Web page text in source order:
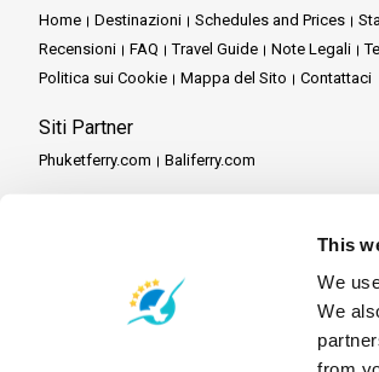
This
We
We
Home Destinazioni Schedules and Prices
Recensioni
FAQ Travel Guide Note Legali
Politica sui Cookie
Mappa del Sito Contattaci
Siti Partner
Phuketferry.com Baliferry.com
Travel